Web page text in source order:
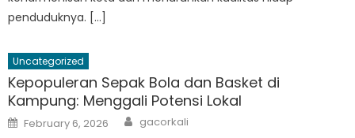
penduduknya. […]
Uncategorized
Kepopuleran Sepak Bola dan Basket di
Kampung: Menggali Potensi Lokal
Posted
on
February 6, 2026 Author
gacorkali